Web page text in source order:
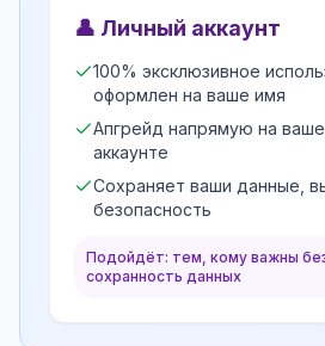
👤 Личный аккаунт
100% эксклюзивное
оформлен на ваше имя
Апгрейд напрямую на
аккаунте
Сохраняет ваши данные,
безопасность
Подойдёт: тем, кому важны
сохранность данных